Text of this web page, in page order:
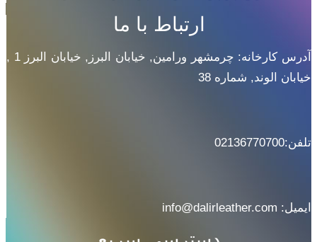
ارتباط با ما
آدرس کارخانه: چرمشهر ورامین, خیابان البرز, خیابان البرز 1 ,
خیابان الوند, شماره 38
تلفن:02136770700
ایمیل: info@dalirleather.com